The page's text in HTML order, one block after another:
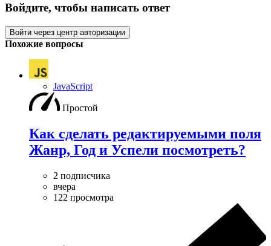
Войдите, чтобы написать ответ
Войти через центр авторизации
Похожие вопросы
JavaScript
Простой
Как сделать редактируемыми поля
Жанр, Год и Успели посмотреть?
2 подписчика
вчера
122 просмотра